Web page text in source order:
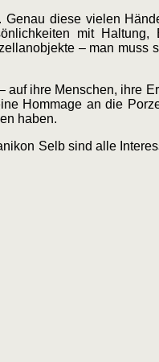
Genau diese vielen
mit Haltung,
– man muss
ihre Menschen, ihre
Hommage an die
haben.
Selb sind alle